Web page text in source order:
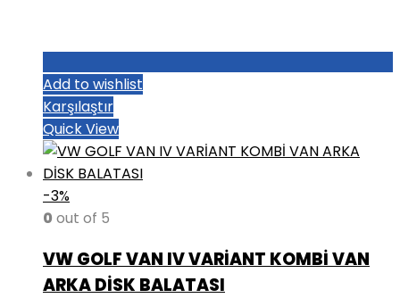
Add to wishlist
Karşılaştır
Quick View
-3%
0 out of 5
VW GOLF VAN IV VARİANT KOMBİ VAN
ARKA DİSK BALATASI